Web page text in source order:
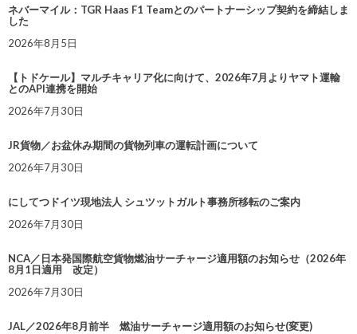
ネバーマイル：TGR Haas F1 Teamとのパートナーシップ契約を締結しま
した
2026年8月5日
【トドケール】マルチキャリア化に向けて、2026年7月よりヤマト運輸
とのAPI連携を開始
2026年7月30日
JR貨物／お盆休み期間の貨物列車の運転計画について
2026年7月30日
にしてつドイツ現地法人 シュツットガルト事務所移転のご案内
2026年7月30日
NCA／日本発国際航空貨物燃油サーチャージ適用額のお知らせ（2026年
8月1日適用 改定）
2026年7月30日
JAL／2026年8月前半 燃油サーチャージ適用額のお知らせ(変更)